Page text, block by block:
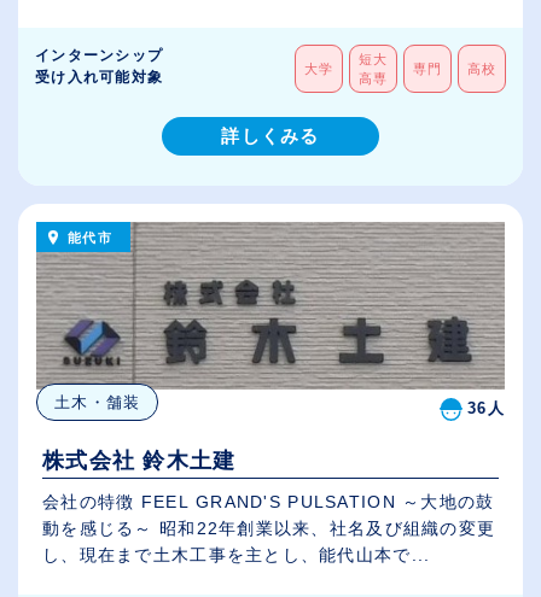
インターンシップ
受け入れ可能対象
大学
短大
高専
専門 高校
詳しくみる
能代市
土木・舗装 36人
株式会社 鈴木土建
会社の特徴 FEEL GRAND'S PULSATION ～大地の鼓
動を感じる～ 昭和22年創業以来、社名及び組織の変更
し、現在まで土木工事を主とし、能代山本で...